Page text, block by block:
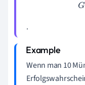
.
Wenn man 10